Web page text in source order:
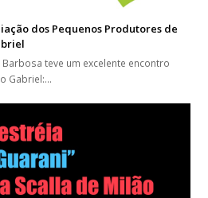
dos Pequenos Produtores de
teve um excelente encontro
Gabriel:…